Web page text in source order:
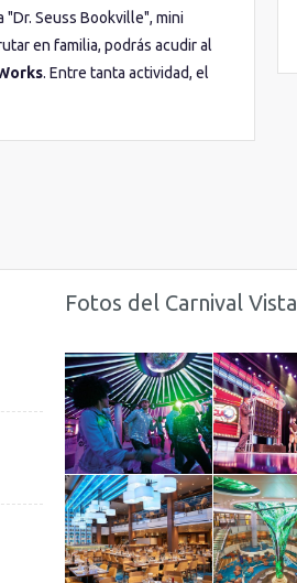
"Dr. Seuss Bookville", mini
en familia, podrás acudir al
. Entre tanta actividad, el
Fotos del Carnival Vista